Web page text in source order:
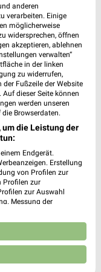
Markthalle
13,1 km
17.08.
anderen
verarbeiten. Einige
möglicherweise
widersprechen, öffnen
akzeptieren, ablehnen
verwalten“
in der linken
zu widerrufen,
der Fußzeile der Website
Auf dieser Seite können
werden unseren
Browserdaten.
um die Leistung der
Endgerät.
Erstellung
von Profilen zur
Profilen zur
zur Auswahl
Messung der
Entwicklung und
Daten zur Auswahl
und in die